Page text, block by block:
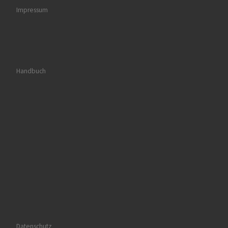
Impressum
Handbuch
Datenschutz